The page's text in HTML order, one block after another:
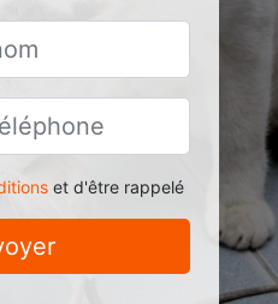
et d'être rappelé